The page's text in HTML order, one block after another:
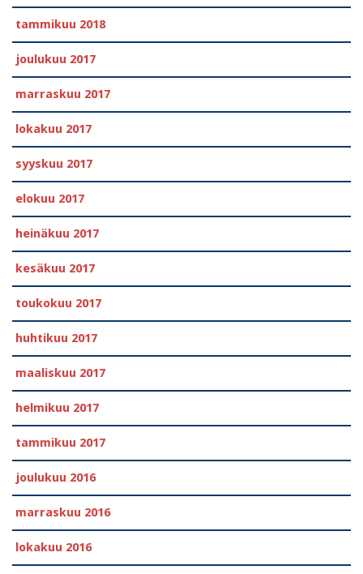
tammikuu 2018
joulukuu 2017
marraskuu 2017
lokakuu 2017
syyskuu 2017
elokuu 2017
heinäkuu 2017
kesäkuu 2017
toukokuu 2017
huhtikuu 2017
maaliskuu 2017
helmikuu 2017
tammikuu 2017
joulukuu 2016
marraskuu 2016
lokakuu 2016